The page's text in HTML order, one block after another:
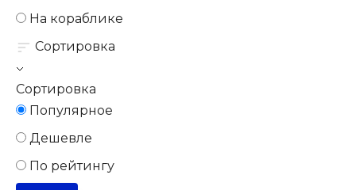
На кораблике
Сортировка
Сортировка
Популярное
Дешевле
По рейтингу